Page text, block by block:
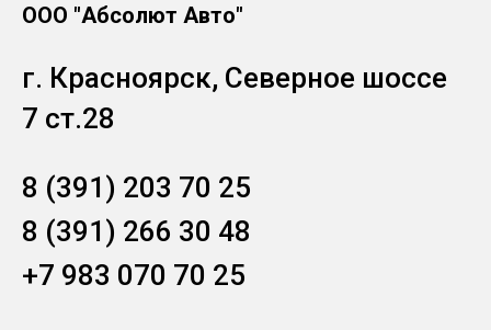
ООО "Абсолют Авто"
г. Красноярск, Северное шоссе
7 ст.28
8 (391) 203 70 25
8 (391) 266 30 48
+7 983 070 70 25